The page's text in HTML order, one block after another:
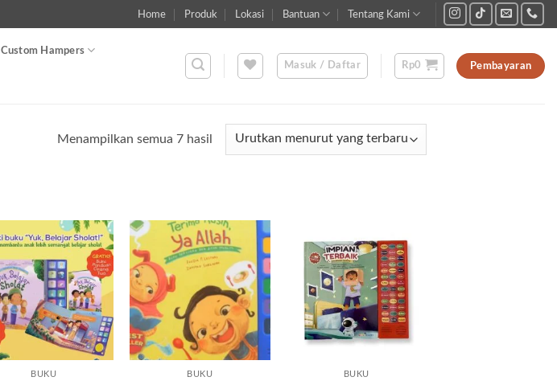
Home Produk Lokasi Bantuan Tentang Kami
Custom Hampers
Masuk / Daftar Rp0 Pembayaran
Menampilkan semua 7 hasilDiurutkan
menurut
Add to
wishlist
BUKU
Add to
wishlist
BUKU
Add to
wishlist
BUKU